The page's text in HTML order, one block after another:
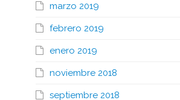
marzo 2019
febrero 2019
enero 2019
noviembre 2018
septiembre 2018